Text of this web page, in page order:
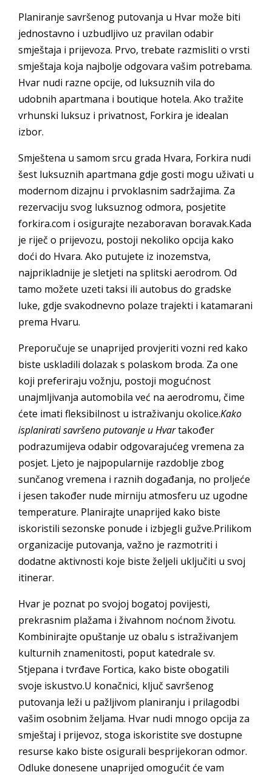
Planiranje savršenog putovanja u Hvar može biti
jednostavno i uzbudljivo uz pravilan odabir
smještaja i prijevoza. Prvo, trebate razmisliti o vrsti
smještaja koja najbolje odgovara vašim potrebama.
Hvar nudi razne opcije, od luksuznih vila do
udobnih apartmana i boutique hotela. Ako tražite
vrhunski luksuz i privatnost, Forkira je idealan
izbor.
Smještena u samom srcu grada Hvara, Forkira nudi
šest luksuznih apartmana gdje gosti mogu uživati u
modernom dizajnu i prvoklasnim sadržajima. Za
rezervaciju svog luksuznog odmora, posjetite
forkira.com i osigurajte nezaboravan boravak.Kada
je riječ o prijevozu, postoji nekoliko opcija kako
doći do Hvara. Ako putujete iz inozemstva,
najprikladnije je sletjeti na splitski aerodrom. Od
tamo možete uzeti taksi ili autobus do gradske
luke, gdje svakodnevno polaze trajekti i katamarani
prema Hvaru.
Preporučuje se unaprijed provjeriti vozni red kako
biste uskladili dolazak s polaskom broda. Za one
koji preferiraju vožnju, postoji mogućnost
unajmljivanja automobila već na aerodromu, čime
ćete imati fleksibilnost u istraživanju okolice.Kako
isplanirati savršeno putovanje u Hvartakođer
podrazumijeva odabir odgovarajućeg vremena za
posjet. Ljeto je najpopularnije razdoblje zbog
sunčanog vremena i raznih događanja, no proljeće
i jesen također nude mirniju atmosferu uz ugodne
temperature. Planirajte unaprijed kako biste
iskoristili sezonske ponude i izbjegli gužve.Prilikom
organizacije putovanja, važno je razmotriti i
dodatne aktivnosti koje biste željeli uključiti u svoj
itinerar.
Hvar je poznat po svojoj bogatoj povijesti,
prekrasnim plažama i živahnom noćnom životu.
Kombinirajte opuštanje uz obalu s istraživanjem
kulturnih znamenitosti, poput katedrale sv.
Stjepana i tvrđave Fortica, kako biste obogatili
svoje iskustvo.U konačnici, ključ savršenog
putovanja leži u pažljivom planiranju i prilagodbi
vašim osobnim željama. Hvar nudi mnogo opcija za
smještaj i prijevoz, stoga iskoristite sve dostupne
resurse kako biste osigurali besprijekoran odmor.
Odluke donesene unaprijed omogućit će vam